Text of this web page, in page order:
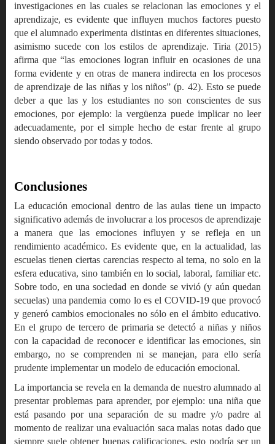
investigaciones en las cuales se relacionan las emociones y el
aprendizaje, es evidente que influyen muchos factores puesto
que el alumnado experimenta distintas en diferentes situaciones,
asimismo sucede con los estilos de aprendizaje. Tiria (2015)
afirma que “las emociones logran influir en ocasiones de una
forma evidente y en otras de manera indirecta en los procesos
de aprendizaje de las niñas y los niños” (p. 42). Esto se puede
deber a que las y los estudiantes no son conscientes de sus
emociones, por ejemplo: la vergüenza puede implicar no leer
adecuadamente, por el simple hecho de estar frente al grupo
siendo observado por todas y todos.
Conclusiones
La educación emocional dentro de las aulas tiene un impacto
significativo además de involucrar a los procesos de aprendizaje
a manera que las emociones influyen y se refleja en un
rendimiento académico. Es evidente que, en la actualidad, las
escuelas tienen ciertas carencias respecto al tema, no solo en la
esfera educativa, sino también en lo social, laboral, familiar etc.
Sobre todo, en una sociedad en donde se vivió (y aún quedan
secuelas) una pandemia como lo es el COVID-19 que provocó
y generó cambios emocionales no sólo en el ámbito educativo.
En el grupo de tercero de primaria se detectó a niñas y niños
con la capacidad de reconocer e identificar las emociones, sin
embargo, no se comprenden ni se manejan, para ello sería
prudente implementar un modelo de educación emocional.
La importancia se revela en la demanda de nuestro alumnado al
presentar problemas para aprender, por ejemplo: una niña que
está pasando por una separación de su madre y/o padre al
momento de realizar una evaluación saca malas notas dado que
siempre suele obtener buenas calificaciones, esto podría ser un